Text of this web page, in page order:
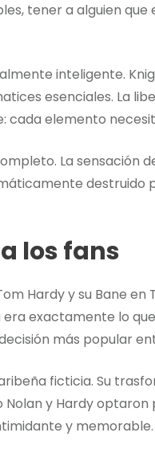
tener a alguien
inteligente.
esenciales. La
cada elemento
La sensación
destruido
los fans
Hardy y su Bane en
exactamente lo
más popular
ficticia. Su
y Hardy
y